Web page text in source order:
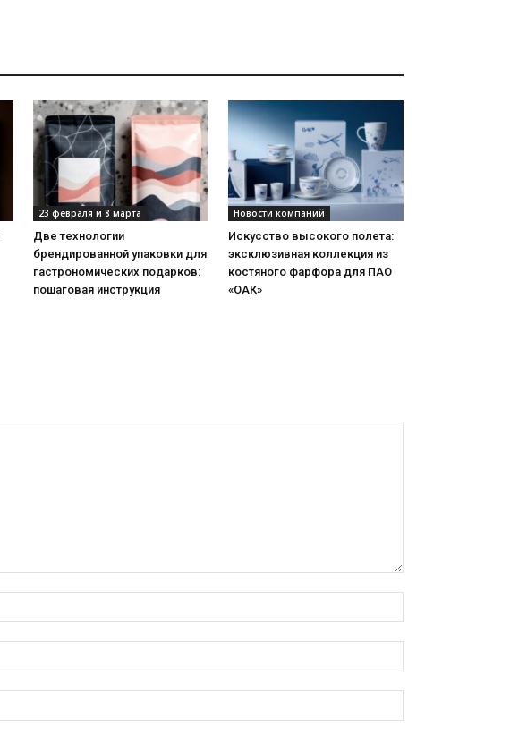
23 февраля и 8 марта
Две технологии
брендированной упаковки для
гастрономических подарков:
пошаговая инструкция
Новости компаний
Искусство высокого полета:
эксклюзивная коллекция из
костяного фарфора для ПАО
«ОАК»